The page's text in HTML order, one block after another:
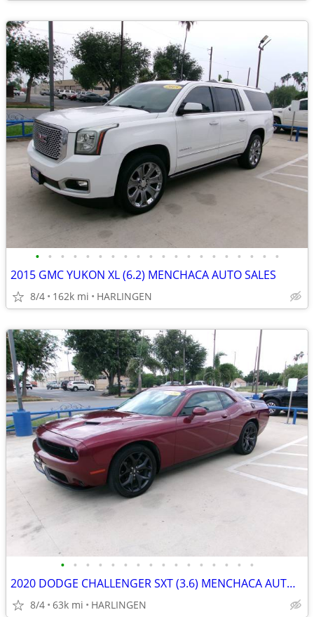
• • • • • • • • • • • • • • • • • • • •
2015 GMC YUKON XL (6.2) MENCHACA AUTO SALES
8/4 162k mi HARLINGEN
• • • • • • • • • • • • • • • •
2020 DODGE CHALLENGER SXT (3.6) MENCHACA AUTO SALES
8/4 63k mi HARLINGEN